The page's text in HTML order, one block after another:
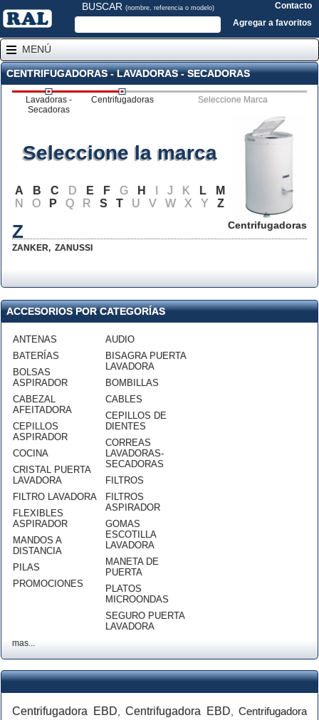
BUSCAR (nombre, referencia o modelo)
Contacto
Agregar a favoritos
MENÚ
CENTRIFUGADORAS - LAVADORAS - SECADORAS
Lavadoras -
Secadoras
Centrifugadoras Seleccione Marca
Centrifugadoras
Seleccione la marca
A B C D E F G H J K L
M
N
O P Q R S T U V W X Y Z
Z
ZANKER, ZANUSSI
ACCESORIOS POR CATEGORÍAS
ANTENAS
BATERÍAS
BOLSAS
ASPIRADOR
CABEZAL
AFEITADORA
CEPILLOS
ASPIRADOR
COCINA
CRISTAL PUERTA
LAVADORA
FILTRO LAVADORA
FLEXIBLES
ASPIRADOR
MANDOS A
DISTANCIA
PILAS
PROMOCIONES
AUDIO
BISAGRA PUERTA
LAVADORA
BOMBILLAS
CABLES
CEPILLOS DE
DIENTES
CORREAS
LAVADORAS-
SECADORAS
FILTROS
FILTROS
ASPIRADOR
GOMAS
ESCOTILLA
LAVADORA
MANETA DE
PUERTA
PLATOS
MICROONDAS
SEGURO PUERTA
LAVADORA
mas...
Centrifugadora EBD Centrifugadora EBD
Centrifugadora